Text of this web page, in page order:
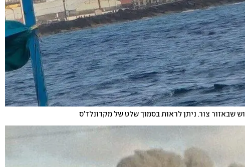
שבאזור צור. ניתן לראות בסמוך שלט של מקדונלד'ס